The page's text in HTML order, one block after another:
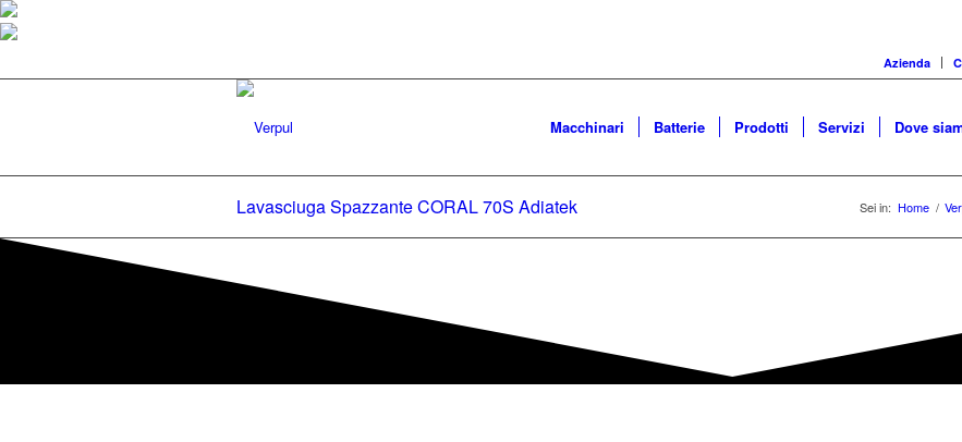
Azienda
Macchinari Batterie Prodotti Servizi Dove
Lavasciuga Spazzante CORAL 70S Adiatek Sei in: Home /